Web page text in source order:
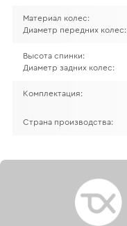
Материал колес:
Диаметр передних колес:
Высота спинки:
Диаметр задних колес:
Комплектация:
Страна производства: